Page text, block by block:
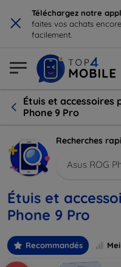
× Téléchargez notre
faites vos achats
facilement.
Étuis et accessoires
Phone 9 Pro
Recherches
Asus ROG
Étuis et
Phone 9 Pro
Recommandés